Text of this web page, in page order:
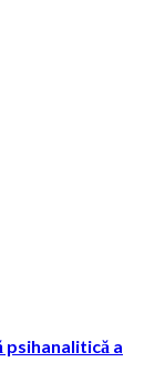
psihanalitică a